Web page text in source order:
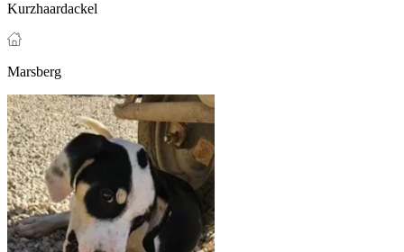
Kurzhaardackel
Marsberg